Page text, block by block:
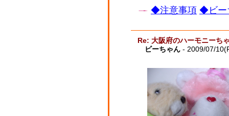
◆注意事項 ◆ビー
Re: 大阪府のハーモニーち
ビーちゃん - 2009/07/